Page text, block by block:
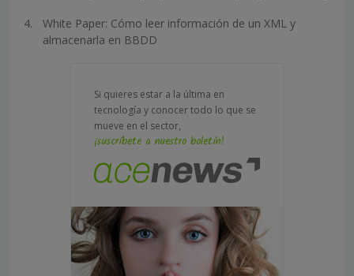
White Paper: Cómo leer información de un XML y
almacenarla en BBDD
Si quieres estar a la última en
tecnología y conocer todo lo que se
mueve en el sector,
¡suscríbete a nuestro boletín!